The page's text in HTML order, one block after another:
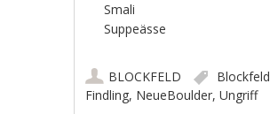
Smali
Suppeässe
BLOCKFELD Blockfeld
Findling, NeueBoulder,Ungriff